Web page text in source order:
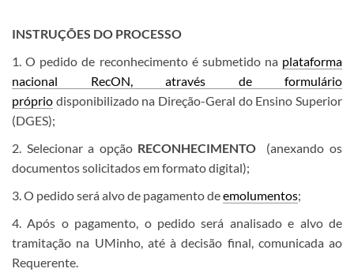
INSTRUÇÕES DO PROCESSO
1. O pedido de reconhecimento é submetido na plataforma
nacional RecON, através de formulário
próprio disponibilizado na Direção-Geral do Ensino Superior
(DGES);
2. Selecionar a opção RECONHECIMENTO
(anexando os
documentos solicitados em formato digital);
3. O pedido será alvo de pagamento deemolumentos;
4. Após o pagamento, o pedido será analisado e alvo de
tramitação na UMinho, até à decisão final, comunicada ao
Requerente.